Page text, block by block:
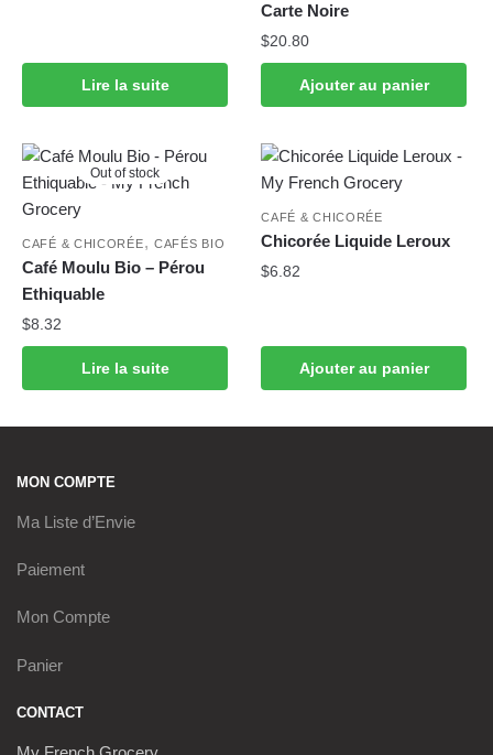
Lire la suite
Carte Noire
$20.80
Ajouter au panier
Out of stock
CAFÉ & CHICORÉE, CAFÉS BIO
Café Moulu Bio – Pérou
Ethiquable
$8.32
Lire la suite
CAFÉ & CHICORÉE
Chicorée Liquide Leroux
$6.82
Ajouter au panier
MON COMPTE
Ma Liste d’Envie
Paiement
Mon Compte
Panier
CONTACT